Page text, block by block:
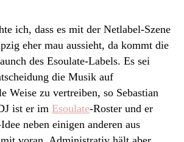
ich, dass es mit der Netlabel-Szene
eher mau aussieht, da kommt die
des Esoulate-Labels. Es sei
die Musik auf
Weise zu vertreiben, so Sebastian
ist er im Esoulate-Roster und er
neben einigen anderen aus